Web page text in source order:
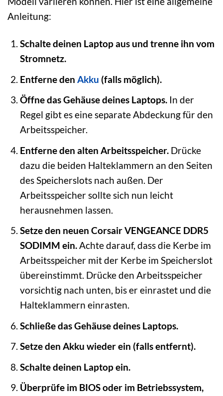
Anleitung:
Schalte deinen Laptop aus und trenne ihn vom
Stromnetz.
Entferne den Akku (falls möglich).
Öffne das Gehäuse deines Laptops.In der
Regel gibt es eine separate Abdeckung für den
Arbeitsspeicher.
Entferne den alten Arbeitsspeicher.Drücke
dazu die beiden Halteklammern an den Seiten
des Speicherslots nach außen. Der
Arbeitsspeicher sollte sich nun leicht
herausnehmen lassen.
Setze den neuen Corsair VENGEANCE DDR5
SODIMM ein.Achte darauf, dass die Kerbe im
Arbeitsspeicher mit der Kerbe im Speicherslot
übereinstimmt. Drücke den Arbeitsspeicher
vorsichtig nach unten, bis er einrastet und die
Halteklammern einrasten.
Schließe das Gehäuse deines Laptops.
Setze den Akku wieder ein (falls entfernt).
Schalte deinen Laptop ein.
Überprüfe im BIOS oder im Betriebssystem,